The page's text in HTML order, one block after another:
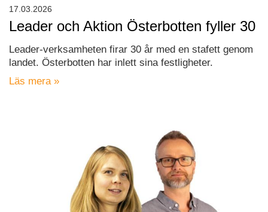
Leader och Aktion Österbotten fyller 30
Leader-verksamheten firar 30 år med en stafett genom
landet. Österbotten har inlett sina festligheter.
Läs mera »
17.03.2026